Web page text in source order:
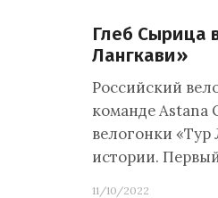
Глеб Сырица
Лангкави»
Российский
команде Astana
велогонки «Тур
истории.
11/10/2022